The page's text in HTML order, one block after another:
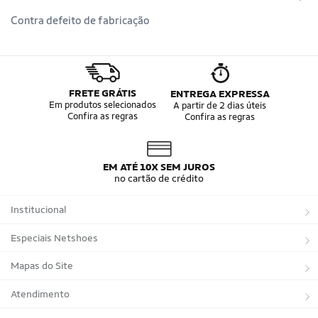
Contra defeito de fabricação
FRETE GRÁTIS
Em produtos selecionados
Confira as regras
ENTREGA EXPRESSA
A partir de 2 dias úteis
Confira as regras
EM ATÉ 10X SEM JUROS
no cartão de crédito
Institucional
Sobre a Netshoes
Política de Privacidade
Programa de Afiliados
Especiais Netshoes
Suplementos
Corrida
Mapas do Site
Marcas
Atendimento